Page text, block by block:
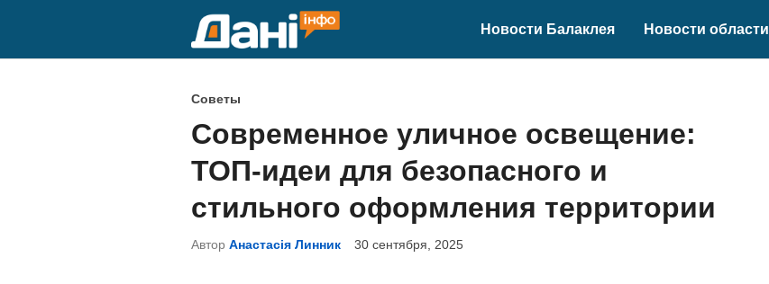
Новости Балаклея Новости области
О
п
у
л
и
к
Советы
Современное уличное освещение:
ТОП-идеи для безопасного и
стильного оформления территории
Автор Анастасія Линник 30 сентября, 2025